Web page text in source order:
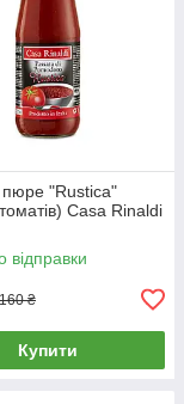
"Rustica"
Casa Rinaldi
відправки
160 ₴
Купити